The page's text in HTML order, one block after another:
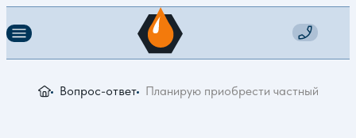
Вопрос-ответ Планирую приобрести частный дом.